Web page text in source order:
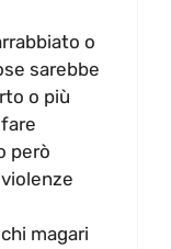
o
sarebbe
o più
però
magari